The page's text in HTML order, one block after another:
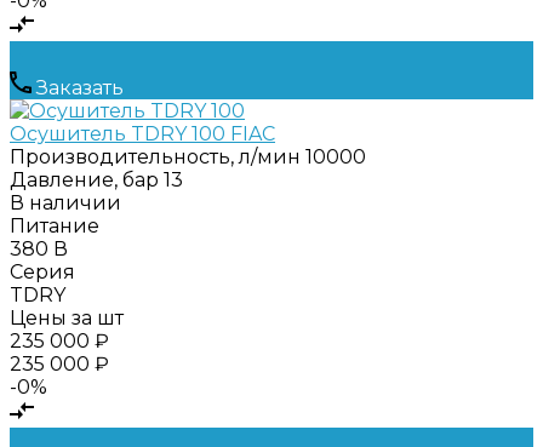
Заказать
Осушитель TDRY 100 FIAC
Производительность, л/мин 10000
Давление, бар 13
В наличии
Питание
380 В
Серия
TDRY
Цены за шт
235 000 ₽
235 000 ₽
-0%